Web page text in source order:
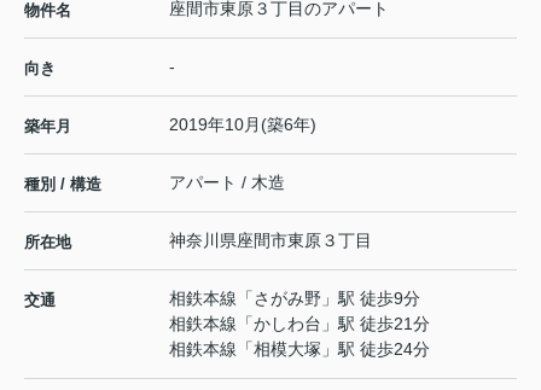
物件名 座間市東原３丁目のアパート
向き -
築年月 2019年10月(築6年)
種別 / 構造 アパート / 木造
所在地 神奈川県座間市東原３丁目
交通 相鉄本線 「さがみ野 」駅 徒歩9分
相鉄本線 「かしわ台 」駅 徒歩21分
相鉄本線 「相模大塚 」駅 徒歩24分